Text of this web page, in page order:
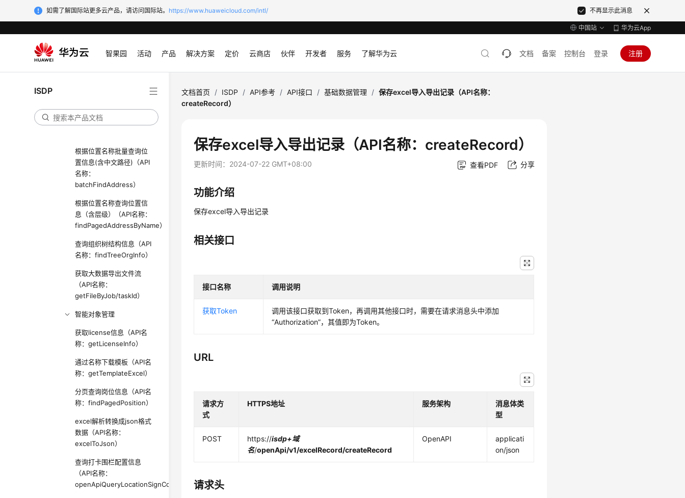
如需了解国际站更多云产品，请访问国际站。 https://www.huaweicloud.com/intl/ 不再显示此消息
中国站 华为云App
智果园 活动 产品 解决方案 定价 云商店 伙伴 开发者 服务 了解华为云 文档 备案 控制台 登录 注册
ISDP
getPagedSupplierList）
getPagedCustomerList）
batchFindSupplierList）
批量查询客户和客户分组
信息（API名称：
根据位置名称批量查询位
置信息(含中文路径)（API
名称：
batchFindAddress）
根据位置名称查询位置信
息（含层级）（API名称：
findPagedAddressByName）
查询组织树结构信息（API
名称：findTreeOrgInfo）
获取大数据导出文件流
（API名称：
getFileByJob/taskId）
智能对象管理
获取license信息（API名
称：getLicenseInfo）
通过名称下载模板（API名
称：getTemplateExcel）
分页查询岗位信息（API名
称：findPagedPosition）
excel解析转换成json格式
数据（API名称：
excelToJson）
查询打卡围栏配置信息
（API名称：
openApiQueryLocationSignConfig）
文档首页 / ISDP / API参考 / API接口 / 基础数据管理 / 保存excel导入导出记录（API名称：
createRecord）
保存excel导入导出记录（API名称：createRecord）
更新时间： 2024-07-22 GMT+08:00 查看PDF 分享
功能介绍
保存excel导入导出记录
相关接口
接口名称 调用说明
获取Token
调用该接口获取到Token，再调用其他接口时，需要在请求消息头中添加
“Authorization”，其值即为Token。
URL
请求方
式
HTTPS地址 服务架构
消息体类
型
POST https://isdp+域
名/openApi/v1/excelRecord/createRecord
OpenAPI
applicati
on/json
请求头